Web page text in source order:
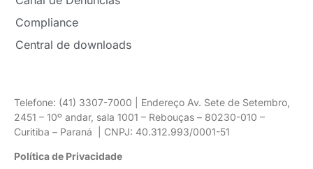
Compliance
Central de downloads
Telefone: (41) 3307-7000 | Endereço Av. Sete de Setembro,
2451 – 10º andar, sala 1001 – Rebouças – 80230-010 –
Curitiba – Paraná | CNPJ: 40.312.993/0001-51
Política de Privacidade